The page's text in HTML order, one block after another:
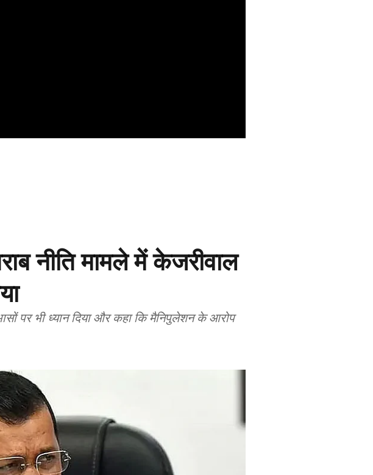
नीति मामले में केजरीवाल
पर भी ध्यान दिया और कहा कि मैनिपुलेशन के आरोप